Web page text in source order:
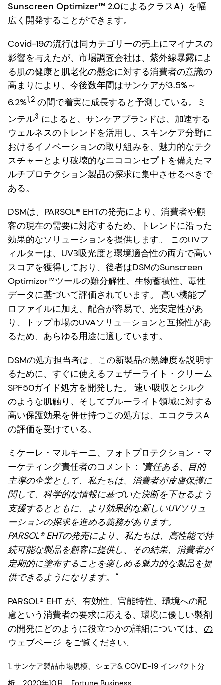
Sunscreen Optimizer™ 2.0によるクラスA）を幅
広く開発することができます。
Covid-19の流行は同カテゴリーの売上にマイナスの
影響を与えたが、市場調査会社は、紫外線暴露によ
る肌の健康と肌老化の懸念に対する消費者の意識の
高まりにより、今後数年間はサンケアが3.5%～
6.2%1,2 の間で着実に成長すると予測している。ミ
ンテル3 によると、サンケアブランドは、加速する
ウェルネスのトレンドを活用し、スキンケア分野に
おけるイノベーションの取り組みを、魅力的なテク
スチャーとより破壊的なエココンセプトを備えたマ
ルチプロテクション製品の探求に集中させるべきで
ある。
DSMは、PARSOL® EHTの発売により、消費者や顧
客の現在の需要に対応するため、トレンドに沿った
効果的なソリューションを提供します。 このUVフ
ィルターは、UVB吸光度と環境適合性の両方で高い
スコアを獲得しており、後者はDSMのSunscreen
Optimizer™ツールの難分解性、生物蓄積性、毒性
データに基づいて評価されています。 高い機能プ
ロファイルに加え、配合が容易で、光安定性があ
り、トップ市場のUVAソリューションと互換性があ
るため、あらゆる用途に適しています。
DSMの処方担当者は、この新製品の熟練度を説明す
るために、すぐに使えるフェザーライト・クリーム
SPF50ガイド処方を開発した。 速い吸収とシルク
のような肌触り、そしてブルーライト領域に対する
高い保護効果を併せ持つこの処方は、エコクラスA
の評価を受けている。
ミケーレ・マルキーニ、フォトプロテクション・マ
ーケティング責任者のコメント： "責任ある、目的
主導の企業として、私たちは、消費者が皮膚保護に
関して、科学的な情報に基づいた決断を下せるよう
支援するとともに、より効果的な新しいUVソリュ
ーションの探求を進める義務があります。
PARSOL® EHTの発売により、私たちは、高性能で持
続可能な製品を顧客に提供し、その結果、消費者が
定期的に塗布することを楽しめる魅力的な製品を提
供できるようになります。"
PARSOL® EHT が、有効性、官能特性、環境への配
慮という消費者の要求に応える、環境に優しい製剤
の開発にどのように役立つかの詳細については、 の
ウェブページ をご覧ください。
1. サンケア製品市場規模、シェア& COVID-19 インパクト分